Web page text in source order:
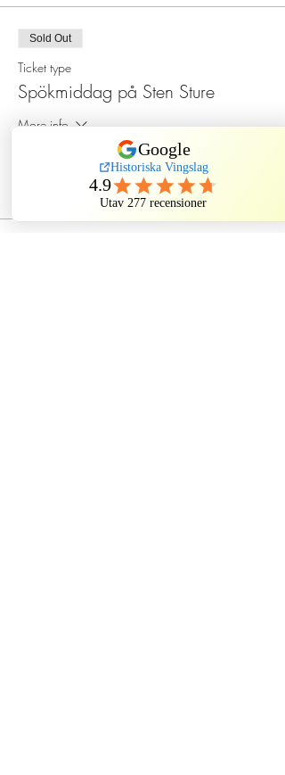
Sold Out
Ticket type
Spökmiddag på Sten Sture
More info
SEK 550.00